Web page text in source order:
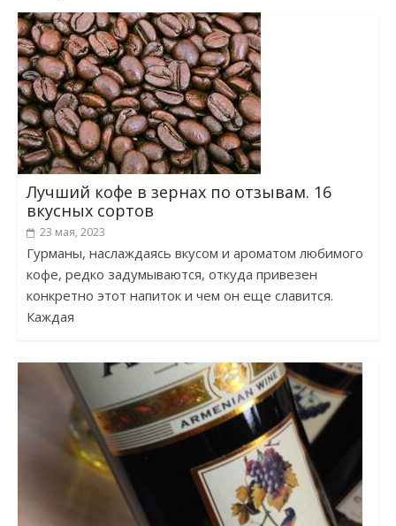
Лучший кофе в зернах по отзывам. 16
вкусных сортов
23 мая, 2023
Гурманы, наслаждаясь вкусом и ароматом любимого
кофе, редко задумываются, откуда привезен
конкретно этот напиток и чем он еще славится.
Каждая